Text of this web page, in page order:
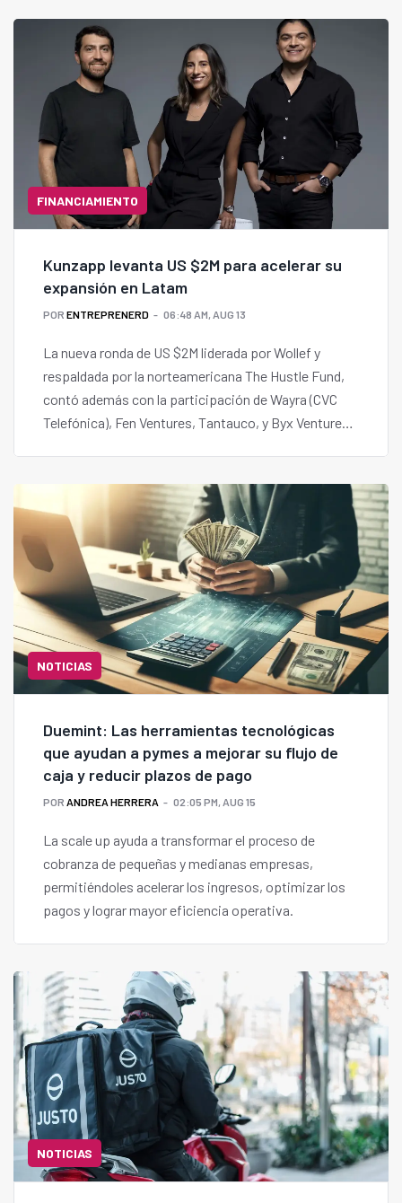
FINANCIAMIENTO
Kunzapp levanta US $2M para acelerar su
expansión en Latam
POR ENTREPRENERD 06:48 AM, AUG 13
La nueva ronda de US $2M liderada por Wollef y
respaldada por la norteamericana The Hustle Fund,
contó además con la participación de Wayra (CVC
Telefónica), Fen Ventures, Tantauco, y Byx Ventures
NOTICIAS
Duemint: Las herramientas tecnológicas
que ayudan a pymes a mejorar su flujo de
caja y reducir plazos de pago
POR ANDREA HERRERA 02:05 PM, AUG 15
La scale up ayuda a transformar el proceso de
cobranza de pequeñas y medianas empresas,
permitiéndoles acelerar los ingresos, optimizar los
pagos y lograr mayor eficiencia operativa.
NOTICIAS